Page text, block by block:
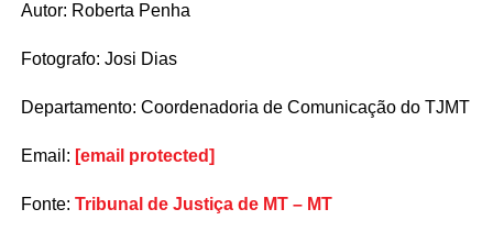
Autor: Roberta Penha
Fotografo: Josi Dias
Departamento: Coordenadoria de Comunicação do TJMT
Email: [email protected]
Fonte: Tribunal de Justiça de MT – MT